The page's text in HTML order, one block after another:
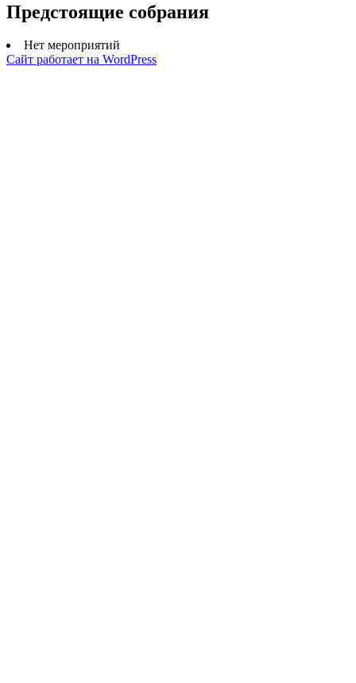
Предстоящие собрания
Нет мероприятий
Сайт работает на WordPress